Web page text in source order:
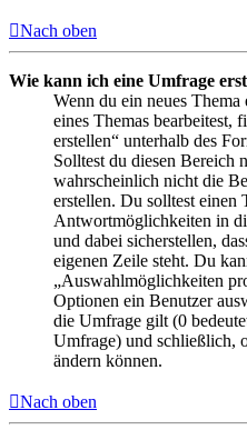
Nach oben
Wie kann ich eine Umfrage
Wenn du ein neues
eines Themas bearbeitest,
erstellen“ unterhalb des
Solltest du diesen Bereich
wahrscheinlich nicht die
erstellen. Du solltest einen
Antwortmöglichkeiten in
und dabei sicherstellen,
eigenen Zeile steht. Du
„Auswahlmöglichkeiten
Optionen ein Benutzer
die Umfrage gilt (0
Umfrage) und schließlich,
ändern können.
Nach oben